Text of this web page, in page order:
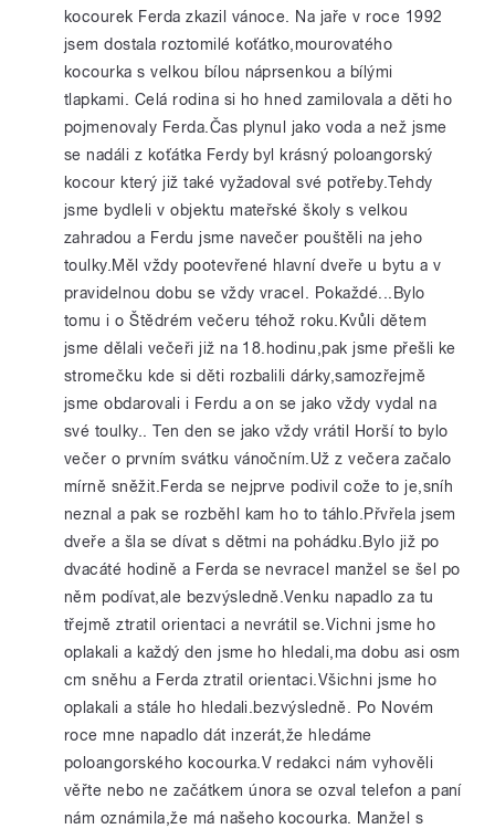
kocourek Ferda zkazil vánoce. Na jaře v roce 1992
jsem dostala roztomilé koťátko,mourovatého
kocourka s velkou bílou náprsenkou a bílými
tlapkami. Celá rodina si ho hned zamilovala a děti ho
pojmenovaly Ferda.Čas plynul jako voda a než jsme
se nadáli z koťátka Ferdy byl krásný poloangorský
kocour který již také vyžadoval své potřeby.Tehdy
jsme bydleli v objektu mateřské školy s velkou
zahradou a Ferdu jsme navečer pouštěli na jeho
toulky.Měl vždy pootevřené hlavní dveře u bytu a v
pravidelnou dobu se vždy vracel. Pokaždé...Bylo
tomu i o Štědrém večeru téhož roku.Kvůli dětem
jsme dělali večeři již na 18.hodinu,pak jsme přešli ke
stromečku kde si děti rozbalili dárky,samozřejmě
jsme obdarovali i Ferdu a on se jako vždy vydal na
své toulky.. Ten den se jako vždy vrátil Horší to bylo
večer o prvním svátku vánočním.Už z večera začalo
mírně sněžit.Ferda se nejprve podivil cože to je,sníh
neznal a pak se rozběhl kam ho to táhlo.Přvřela jsem
dveře a šla se dívat s dětmi na pohádku.Bylo již po
dvacáté hodině a Ferda se nevracel manžel se šel po
něm podívat,ale bezvýsledně.Venku napadlo za tu
třejmě ztratil orientaci a nevrátil se.Vichni jsme ho
oplakali a každý den jsme ho hledali,ma dobu asi osm
cm sněhu a Ferda ztratil orientaci.Všichni jsme ho
oplakali a stále ho hledali.bezvýsledně. Po Novém
roce mne napadlo dát inzerát,že hledáme
poloangorského kocourka.V redakci nám vyhověli
věřte nebo ne začátkem února se ozval telefon a paní
nám oznámila,že má našeho kocourka. Manžel s